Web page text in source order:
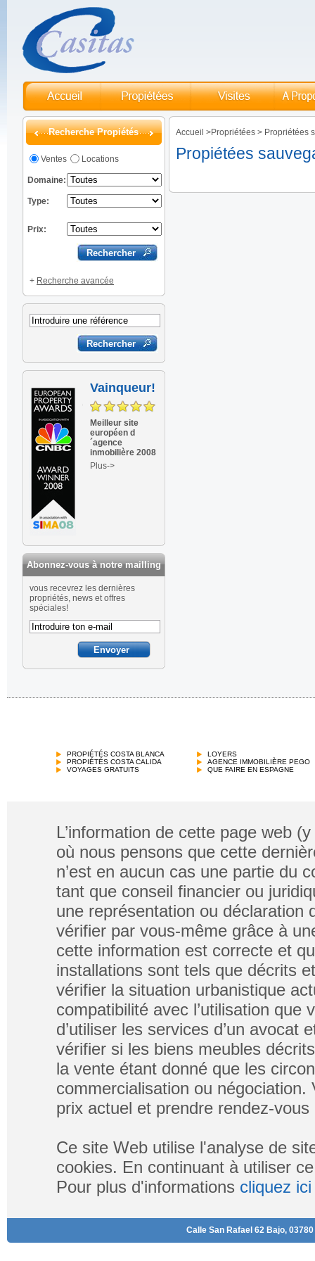
Recherche Propiétés
Ventes Locations
Domaine:
Type:
Prix:
+ Recherche avancée
Vainqueur!
Meilleur site
européen d
´agence
inmobilière 2008
Plus->
Abonnez-vous à notre mailling
vous recevrez les dernières
propriétés, news et offres
spéciales!
Accueil >Propriétées > Propriétées
Propiétées
PROPIÉTÉS COSTA BLANCA
PROPIÉTÉS COSTA CALIDA
VOYAGES GRATUITS
LOYERS
AGENCE IMMOBILIÈRE PEGO
QUE FAIRE EN ESPAGNE
L’information de cette page web
où nous pensons que cette
n’est en aucun cas une partie du
tant que conseil financier ou
une représentation ou
vérifier par vous-même grâce à
cette information est correcte et
installations sont tels que décrits
vérifier la situation urbanistique
compatibilité avec l’utilisation
d’utiliser les services d’un avocat
vérifier si les biens meubles
la vente étant donné que les
commercialisation ou
prix actuel et prendre rendez-
Ce site Web utilise l'analyse de
cookies. En continuant à utiliser
Pour plus d'informations cliquez ici
Calle San Rafael 62 Bajo,